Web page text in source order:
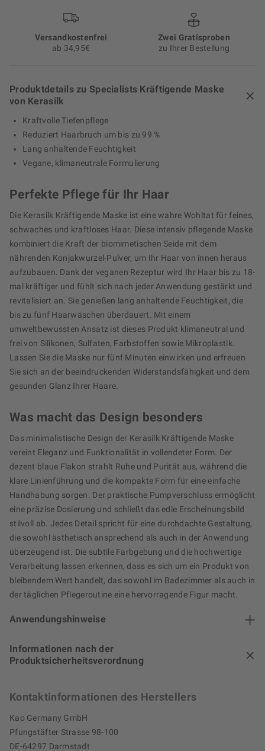
Versand­kosten­frei
ab 34,95€
Zwei Gratisproben
zu Ihrer Bestellung
Produktdetails zu Specialists Kräftigende Maske
von Kerasilk
Kraftvolle Tiefenpflege
Reduziert Haarbruch um bis zu 99 %
Lang anhaltende Feuchtigkeit
Vegane, klimaneutrale Formulierung
Perfekte Pflege für Ihr Haar
Die Kerasilk Kräftigende Maske ist eine wahre Wohltat für feines,
schwaches und kraftloses Haar. Diese intensiv pflegende Maske
kombiniert die Kraft der biomimetischen Seide mit dem
nährenden Konjakwurzel-Pulver, um Ihr Haar von innen heraus
aufzubauen. Dank der veganen Rezeptur wird Ihr Haar bis zu 18-
mal kräftiger und fühlt sich nach jeder Anwendung gestärkt und
revitalisiert an. Sie genießen lang anhaltende Feuchtigkeit, die
bis zu fünf Haarwäschen überdauert. Mit einem
umweltbewussten Ansatz ist dieses Produkt klimaneutral und
frei von Silikonen, Sulfaten, Farbstoffen sowie Mikroplastik.
Lassen Sie die Maske nur fünf Minuten einwirken und erfreuen
Sie sich an der beeindruckenden Widerstandsfähigkeit und dem
gesunden Glanz Ihrer Haare.
Was macht das Design besonders
Das minimalistische Design der Kerasilk Kräftigende Maske
vereint Eleganz und Funktionalität in vollendeter Form. Der
dezent blaue Flakon strahlt Ruhe und Purität aus, während die
klare Linienführung und die kompakte Form für eine einfache
Handhabung sorgen. Der praktische Pumpverschluss ermöglicht
eine präzise Dosierung und schließt das edle Erscheinungsbild
stilvoll ab. Jedes Detail spricht für eine durchdachte Gestaltung,
die sowohl ästhetisch ansprechend als auch in der Anwendung
überzeugend ist. Die subtile Farbgebung und die hochwertige
Verarbeitung lassen erkennen, dass es sich um ein Produkt von
bleibendem Wert handelt, das sowohl im Badezimmer als auch in
der täglichen Pflegeroutine eine hervorragende Figur macht.
Anwendungshinweise
Informationen nach der
Produktsicherheitsverordnung
Kontaktinformationen des Herstellers
Kao Germany GmbH
Pfungstäfter Strasse 98-100
DE-64297 Darmstadt